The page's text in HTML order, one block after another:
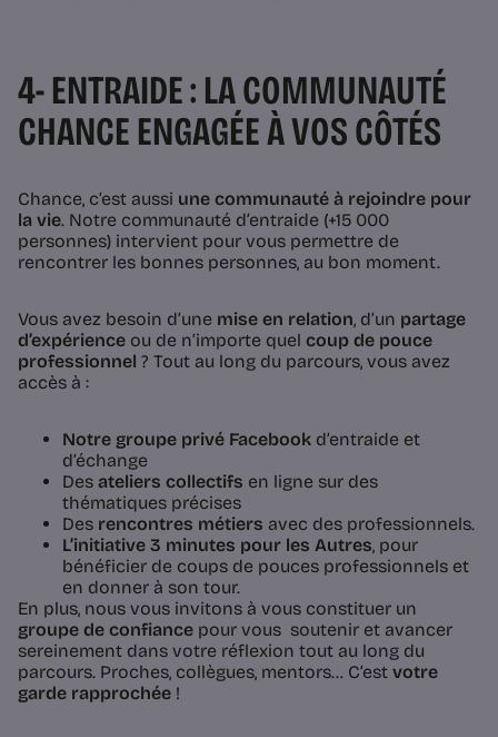
4- ENTRAIDE : LA COMMUNAUTÉ
CHANCE ENGAGÉE À VOS CÔTÉS
Chance, c’est aussi une communauté à rejoindre pour
la vie. Notre communauté d’entraide (+15 000
personnes) intervient pour vous permettre de
rencontrer les bonnes personnes, au bon moment.
Vous avez besoin d’une mise en relation, d’un partage
d’expérience ou de n’importe quel coup de pouce
professionnel ? Tout au long du parcours, vous avez
accès à :
Notre groupe privé Facebook d’entraide et
d’échange
Des ateliers collectifs en ligne sur des
thématiques précises
Des rencontres métiers avec des professionnels.
L’initiative 3 minutes pour les Autres, pour
bénéficier de coups de pouces professionnels et
en donner à son tour.
En plus, nous vous invitons à vous constituer un
groupe de confiance pour vous soutenir et avancer
sereinement dans votre réflexion tout au long du
parcours. Proches, collègues, mentors… C’est votre
garde rapprochée !